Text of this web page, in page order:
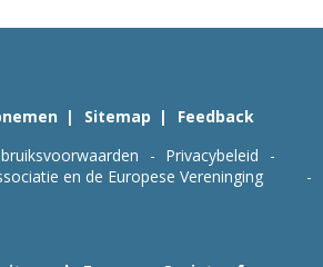
Sitemap
Feedback
Privacybeleid
en de Europese Vereninging